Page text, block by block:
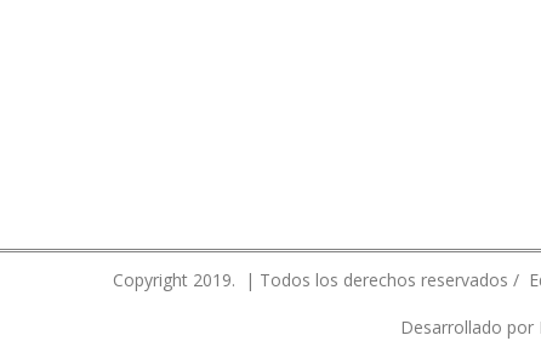
Copyright 2019. | Todos los derechos reservados /
Desarrollado por